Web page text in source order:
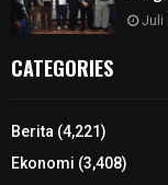
Juli
CATEGORIES
Berita (4,221)
Ekonomi (3,408)